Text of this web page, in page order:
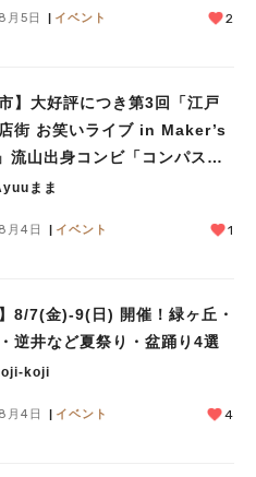
月5日 イベント 2
市】大好評につき第3回「江戸
街 お笑いライブ in Maker’s
流山出身コンビ「コンパス」
8/23（日）
まま
月4日 イベント 1
】8/7(金)‐9(日) 開催！緑ヶ丘・
逆井など夏祭り・盆踊り4選
koji
月4日 イベント 4